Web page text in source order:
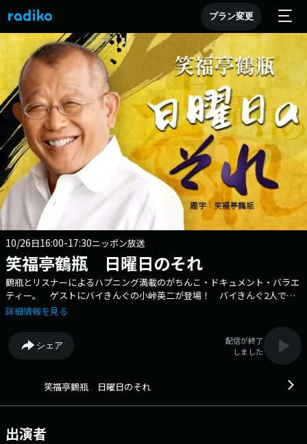
プラン変更
10/26日16:00-17:30ニッポン放送
笑福亭鶴瓶 日曜日のそれ
鶴瓶とリスナーによるハプニング満載のがちんこ・ドキュメント・バラエ
ティー。 ゲストにバイきんぐの小峠英二が登場！ バイきんぐ2人で出
演した2017年10月以来、8年ぶりのゲスト出演となる小峠英二。 テレビ
るのは久しぶりとなります。メールアドレス： tsurube@1242.com
番組ホームページはこちら twitterハッシュタグは「#日曜日のそれ」
詳細情報を見る
シェア
配信が終了
しました
笑福亭鶴瓶 日曜日のそれ
出演者